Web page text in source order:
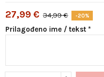
27,99 € 34,99 € -20%
Prilagođeno ime / tekst *